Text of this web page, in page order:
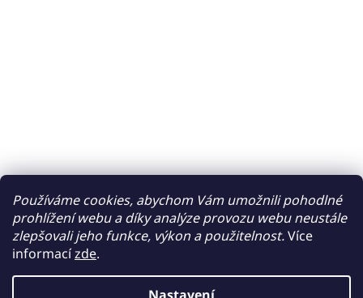
Používáme cookies, abychom Vám umožnili pohodlné
prohlížení webu a díky analýze provozu webu neustále
zlepšovali jeho funkce, výkon a použitelnost.Více
informacízde.